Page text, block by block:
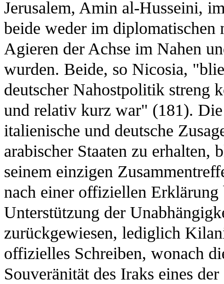
Jerusalem, Amin al-Husseini,
beide weder im
Agieren der Achse im Nahen
wurden. Beide, so Nicosia,
deutscher Nahostpolitik streng
und relativ kurz war" (181).
italienische und deutsche
arabischer Staaten zu
seinem einzigen
nach einer offiziellen Erklärung
Unterstützung der
zurückgewiesen, lediglich
offizielles Schreiben, wonach
Souveränität des Iraks eines